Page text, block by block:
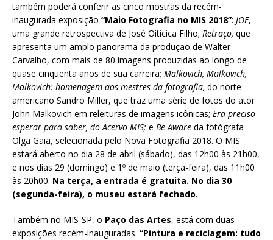
também poderá conferir as cinco mostras da recém-
inaugurada exposição “Maio Fotografia no MIS 2018”: JOF,
uma grande retrospectiva de José Oiticica Filho; Retraço, que
apresenta um amplo panorama da produção de Walter
Carvalho, com mais de 80 imagens produzidas ao longo de
quase cinquenta anos de sua carreira; Malkovich, Malkovich,
Malkovich: homenagem aos mestres da fotografia, do norte-
americano Sandro Miller, que traz uma série de fotos do ator
John Malkovich em releituras de imagens icônicas; Era preciso
esperar para saber, do Acervo MIS; e Be Aware da fotógrafa
Olga Gaia, selecionada pelo Nova Fotografia 2018. O MIS
estará aberto no dia 28 de abril (sábado), das 12h00 às 21h00,
e nos dias 29 (domingo) e 1º de maio (terça-feira), das 11h00
às 20h00. Na terça, a entrada é gratuita. No dia 30
(segunda-feira), o museu estará fechado.
Também no MIS-SP, o Paço das Artes, está com duas
exposições recém-inauguradas. “Pintura e reciclagem: tudo